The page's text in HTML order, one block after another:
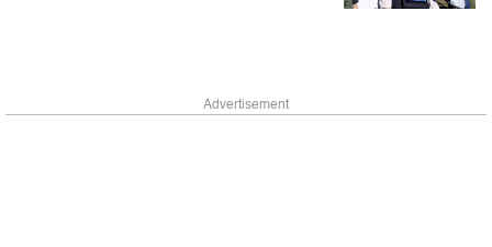
Advertisement